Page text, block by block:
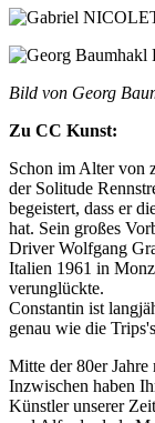
Bild von Georg
Zu CC Kunst:
Schon im Alter von
der Solitude
begeistert, dass er
hat. Sein großes
Driver Wolfgang
Italien 1961 in
verunglückte.
Constantin ist
genau wie die
Mitte der 80er Jahre
Inzwischen haben
Künstler unserer